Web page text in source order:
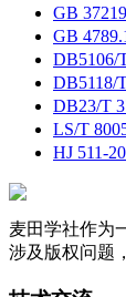
GB
GB
DB5106/
DB5118/
DB23/T
LS/T
HJ 511-
麦田学社作为
涉及版权问题